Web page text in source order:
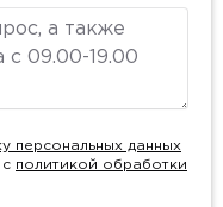
персональных данных
политикой обработки